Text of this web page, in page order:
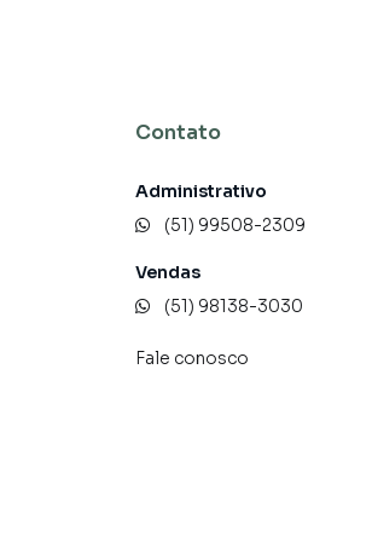
Contato
Administrativo
(51) 99508-2309
Vendas
(51) 98138-3030
Fale conosco